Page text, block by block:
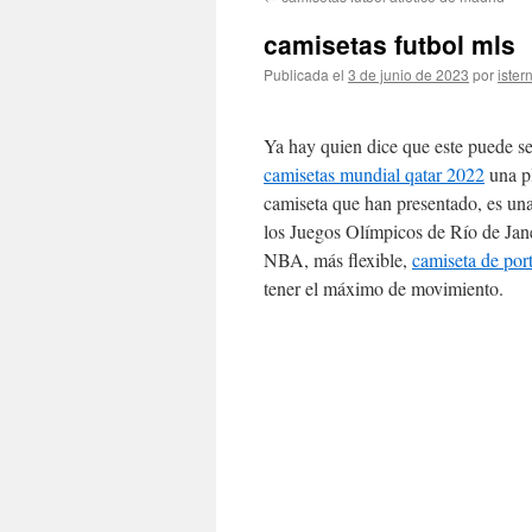
contenido
camisetas futbol mls
Publicada el 3 de junio de 2023 poristern
Ya hay quien dice que este puede
camisetas mundial qatar 2022una
camiseta que han presentado, es
los Juegos Olímpicos de Río de
NBA, más flexible, camiseta de
tener el máximo de movimiento.